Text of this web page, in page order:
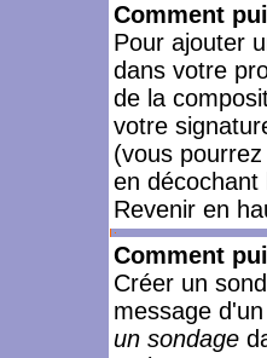
Comment
Pour ajouter
dans votre
de la
votre
(vous
en décochant
Revenir en
Comment
Créer un
message
un sondage